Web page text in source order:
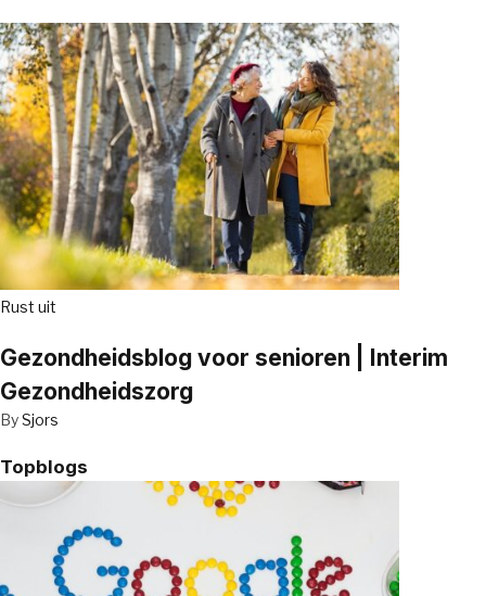
Rust uit
Gezondheidsblog voor senioren | Interim
Gezondheidszorg
BySjors
Topblogs